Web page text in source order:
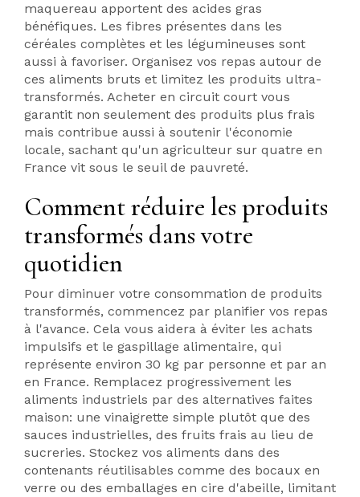
maquereau apportent des acides gras
bénéfiques. Les fibres présentes dans les
céréales complètes et les légumineuses sont
aussi à favoriser. Organisez vos repas autour de
ces aliments bruts et limitez les produits ultra-
transformés. Acheter en circuit court vous
garantit non seulement des produits plus frais
mais contribue aussi à soutenir l'économie
locale, sachant qu'un agriculteur sur quatre en
France vit sous le seuil de pauvreté.
Comment réduire les produits
transformés dans votre
quotidien
Pour diminuer votre consommation de produits
transformés, commencez par planifier vos repas
à l'avance. Cela vous aidera à éviter les achats
impulsifs et le gaspillage alimentaire, qui
représente environ 30 kg par personne et par an
en France. Remplacez progressivement les
aliments industriels par des alternatives faites
maison: une vinaigrette simple plutôt que des
sauces industrielles, des fruits frais au lieu de
sucreries. Stockez vos aliments dans des
contenants réutilisables comme des bocaux en
verre ou des emballages en cire d'abeille, limitant